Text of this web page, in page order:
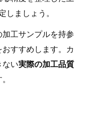
ましょう。
工サンプルを持参
すすめします。カ
い実際の加工品質